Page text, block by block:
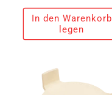
In den Warenkorb
legen